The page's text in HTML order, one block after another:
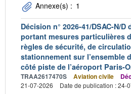
Annexe(s) : 1
Décision n° 2026-41/DSAC-N/
portant mesures particulières
règles de sécurité, de
stationnement sur l’ensemble
côté piste de l’aéroport Paris-
TRAA2617470S Aviation civile
21-07-2026
Date de publication : 24-